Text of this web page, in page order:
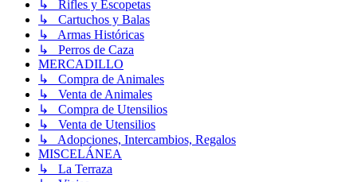
↳ Rifles y Escopetas
↳ Cartuchos y Balas
↳ Armas Históricas
↳ Perros de Caza
MERCADILLO
↳ Compra de Animales
↳ Venta de Animales
↳ Compra de Utensilios
↳ Venta de Utensilios
↳ Adopciones, Intercambios, Regalos
MISCELÁNEA
↳ La Terraza